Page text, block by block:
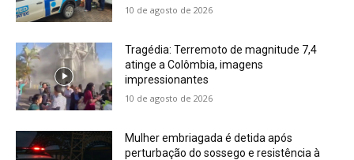
10 de agosto de 2026
Tragédia: Terremoto de magnitude 7,4
atinge a Colômbia, imagens
impressionantes
10 de agosto de 2026
Mulher embriagada é detida após
perturbação do sossego e resistência à